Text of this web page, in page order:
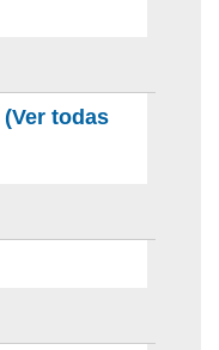
(Ver todas